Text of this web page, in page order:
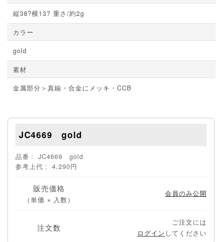
縦38?横13? 重さ/約2g
カラー
gold
素材
金属部分＞真鍮・合金にメッキ・CCB
JC4669 gold
品番
JC4669 gold
参考上代
4,290円
販売価格
（単価 × 入数）
会員のみ公開
注文数
ご注文には
ログイン してください